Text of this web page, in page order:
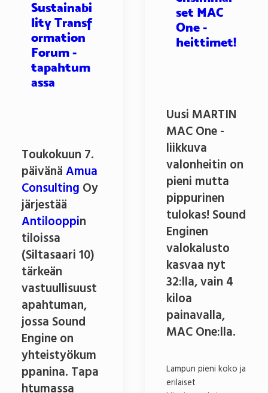
Sustainabi
lity Transf
ormation
Forum -
tapahtum
assa
Toukokuun 7.
päivänäAmua
Consulting Oy
järjestää
Antilooppin
tiloissa
(Siltasaari 10)
tärkeän
vastuullisuust
apahtuman,
jossa Sound
Engine on
yhteistyökum
ppanina. Tapa
set MAC
One -
heittimet!
Uusi MARTIN
MAC One -
liikkuva
valonheitin on
pieni mutta
pippurinen
tulokas! Sound
Enginen
valokalusto
kasvaa nyt
32:lla, vain 4
kiloa
painavalla,
MAC One:lla.
Lampun pieni koko ja
erilaiset